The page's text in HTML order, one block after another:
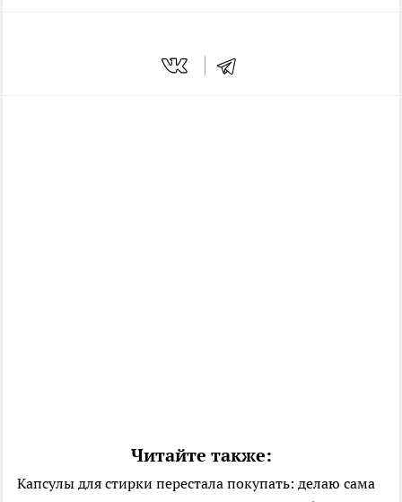
Читайте также:
Капсулы для стирки перестала покупать: делаю сама